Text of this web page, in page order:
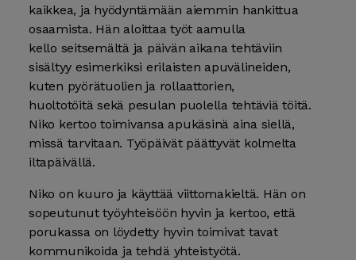
kaikkea, ja hyödyntämään aiemmin hankittua
osaamista. Hän aloittaa työt aamulla
kello seitsemältä ja päivän aikana tehtäviin
sisältyy esimerkiksi erilaisten apuvälineiden,
kuten pyörätuolien ja rollaattorien,
huoltotöitä sekä pesulan puolella tehtäviä töitä.
Niko kertoo toimivansa apukäsinä aina siellä,
missä tarvitaan. Työpäivät päättyvät kolmelta
iltapäivällä.
Niko on kuuro ja käyttää viittomakieltä. Hän on
sopeutunut työyhteisöön hyvin ja kertoo, että
porukassa on löydetty hyvin toimivat tavat
kommunikoida ja tehdä yhteistyötä.